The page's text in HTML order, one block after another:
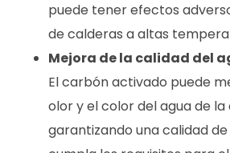
puede tener efectos
de calderas a altas
Mejora de la calidad del
El carbón activado puede
olor y el color del agua de la
garantizando una calidad